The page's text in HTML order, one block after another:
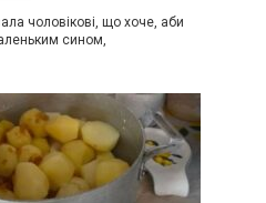
чоловікові, що хоче, аби
сином,